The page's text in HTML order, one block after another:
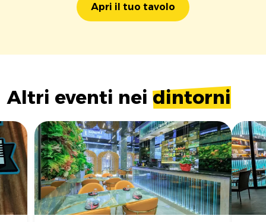
Apri il tuo tavolo
Altri eventi nei dintorni